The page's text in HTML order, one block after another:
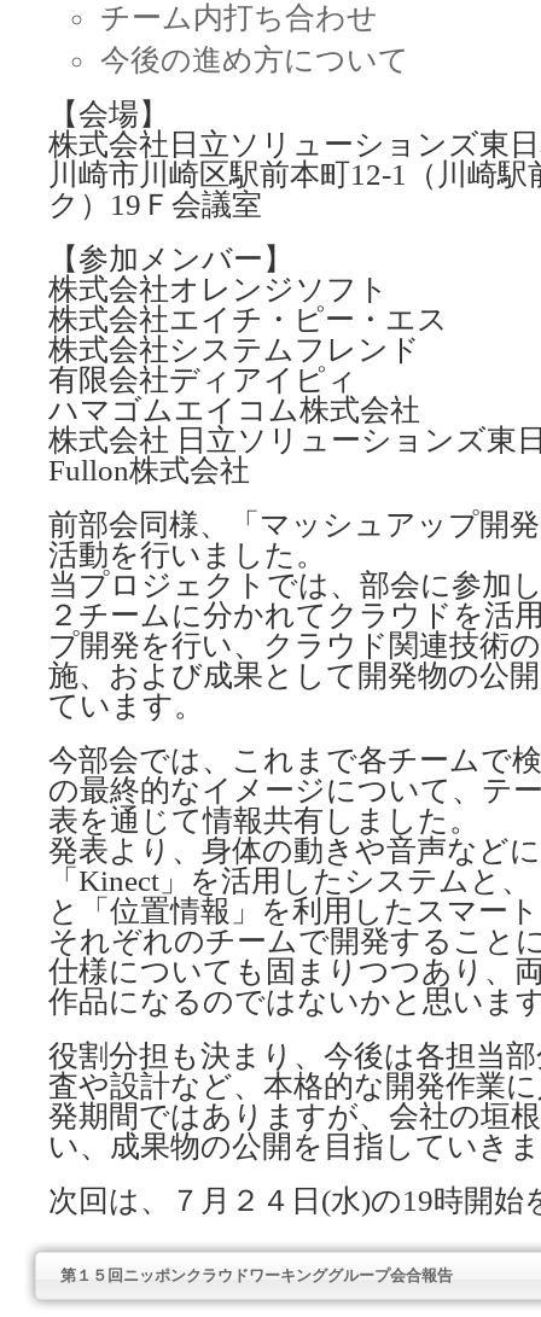
チーム内打ち合わせ
今後の進め方について
【会場】
株式会社日立ソリューションズ東
川崎市川崎区駅前本町12-1（川崎
ク）19Ｆ会議室
【参加メンバー】
株式会社オレンジソフト
株式会社エイチ・ピー・エス
株式会社システムフレンド
有限会社ディアイピィ
ハマゴムエイコム株式会社
株式会社 日立ソリューションズ東
Fullon株式会社
前部会同様、「マッシュアップ開
活動を行いました。
当プロジェクトでは、部会に参加
２チームに分かれてクラウドを活
プ開発を行い、クラウド関連技術
施、および成果として開発物の公
ています。
今部会では、これまで各チームで
の最終的なイメージについて、テ
表を通じて情報共有しました。
発表より、身体の動きや音声など
「Kinect」を活用したシステムと
と「位置情報」を利用したスマー
それぞれのチームで開発すること
仕様についても固まりつつあり、
作品になるのではないかと思いま
役割分担も決まり、今後は各担当
査や設計など、本格的な開発作業
発期間ではありますが、会社の垣
い、成果物の公開を目指していき
次回は、７月２４日(水)の19時開
第１５回ニッポンクラウドワーキンググループ会合報告